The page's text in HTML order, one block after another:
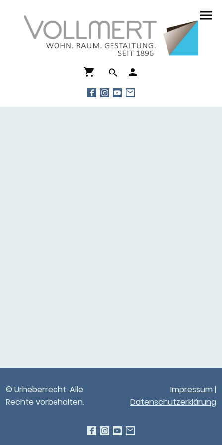
© Urheberrecht. Alle
Rechte vorbehalten.
Impressum |
Datenschutzerklärung